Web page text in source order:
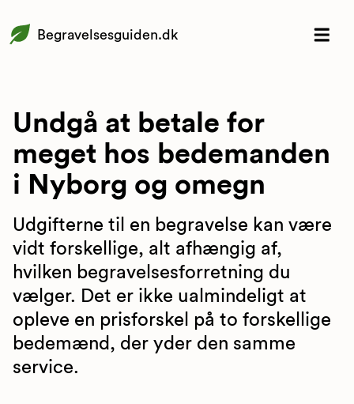
Begravelsesguiden.dk
Undgå at betale for
meget hos bedemanden
i Nyborg og omegn
Udgifterne til en begravelse kan være
vidt forskellige, alt afhængig af,
hvilken begravelsesforretning du
vælger. Det er ikke ualmindeligt at
opleve en prisforskel på to forskellige
bedemænd, der yder den samme
service.